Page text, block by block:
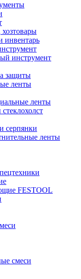
инвентарь
инструмент
защиты
ленты
ленты
серпянки
ленты
FESTOOL
смеси